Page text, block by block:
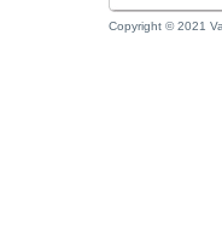
Copyright © 2021